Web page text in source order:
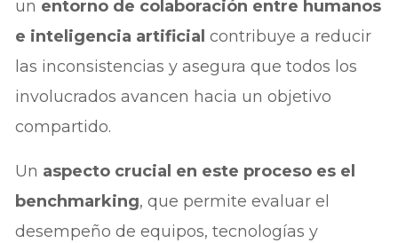
un entorno de colaboración entre humanos
e inteligencia artificialcontribuye a reducir
las inconsistencias y asegura que todos los
involucrados avancen hacia un objetivo
compartido.
Un aspecto crucial en este proceso es el
benchmarking, que permite evaluar el
desempeño de equipos, tecnologías y